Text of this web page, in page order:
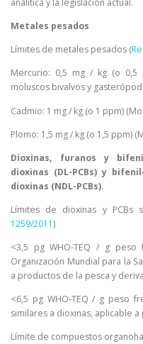
analítica y la legislación actual.
Metales pesados
Límites de metales pesados (
Mercurio: 0,5 mg / kg (o 0,5
moluscos bivalvos y
Cadmio: 1 mg / kg (o 1 ppm)
Plomo: 1,5 mg / kg (o 1,5 ppm)
Dioxinas, furanos y
dioxinas (DL-PCBs) y
dioxinas (NDL-PCBs).
Límites de dioxinas y PCBs
1259/2011)
<3,5 pg WHO-TEQ / g peso
Organización Mundial para la
a productos de la pesca y
<6,5 pg WHO-TEQ / g peso
similares a dioxinas, aplicable
Límite de compuestos